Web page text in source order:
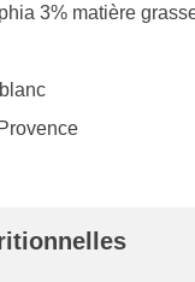
3% matière